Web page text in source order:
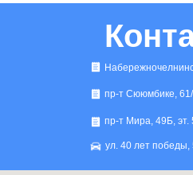
пр-т Сююмбике,
пр-т Мира, 49Б, эт.
ул. 40 лет победы,